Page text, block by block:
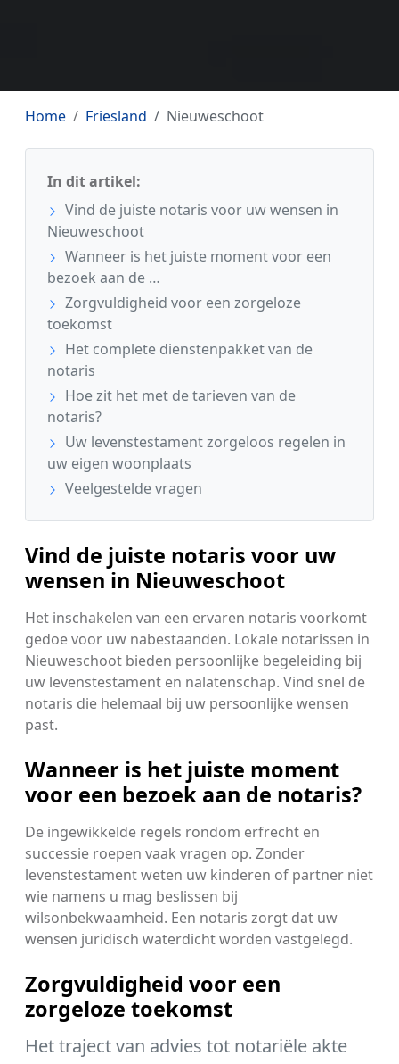
Home Friesland Nieuweschoot
In dit artikel:
Vind de juiste notaris voor uw wensen in
Nieuweschoot
Wanneer is het juiste moment voor een
bezoek aan de …
Zorgvuldigheid voor een zorgeloze
toekomst
Het complete dienstenpakket van de
notaris
Hoe zit het met de tarieven van de
notaris?
Uw levenstestament zorgeloos regelen in
uw eigen woonplaats
Veelgestelde vragen
Vind de juiste notaris voor uw
wensen in Nieuweschoot
Het inschakelen van een ervaren notaris voorkomt
gedoe voor uw nabestaanden. Lokale notarissen in
Nieuweschoot bieden persoonlijke begeleiding bij
uw levenstestament en nalatenschap. Vind snel de
notaris die helemaal bij uw persoonlijke wensen
past.
Wanneer is het juiste moment
voor een bezoek aan de notaris?
De ingewikkelde regels rondom erfrecht en
successie roepen vaak vragen op. Zonder
levenstestament weten uw kinderen of partner niet
wie namens u mag beslissen bij
wilsonbekwaamheid. Een notaris zorgt dat uw
wensen juridisch waterdicht worden vastgelegd.
Zorgvuldigheid voor een
zorgeloze toekomst
Het traject van advies tot notariële akte